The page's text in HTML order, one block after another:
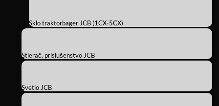
Sklo traktorbager JCB (1CX-5CX)
Stierač, príslušenstvo JCB
Svetlo JCB